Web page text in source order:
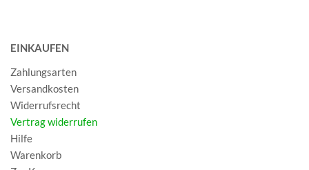
EINKAUFEN
Zahlungsarten
Versandkosten
Widerrufsrecht
Vertrag widerrufen
Hilfe
Warenkorb